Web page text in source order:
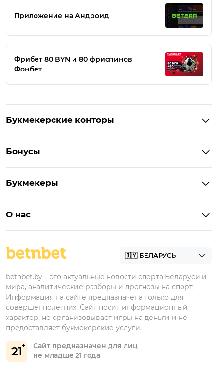
Приложение на Андроид
Фрибет 80 BYN и 80 фриспинов
Фонбет
Букмекерские конторы
Букмекеры на Андроид
БК для ставок на киберспорт
Бонусы
Бонус на депозит
Бонусы Бетера
Бонусы Винлайн
Букмекеры
Марафонбет
О нас
21
Сайт предназначен для лиц
не младше 21 года
betnbet.by – это актуальные новости спорта Беларуси и
мира, аналитические разборы и прогнозы на спорт.
Информация на сайте предназначена только для
совершеннолетних. Сайт носит информационный
характер: не организовывает игры на деньги и не
предоставляет букмекерские услуги.